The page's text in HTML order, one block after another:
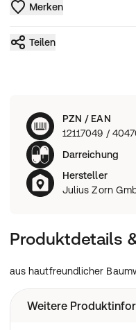
Merken
Teilen
PZN / EAN
12117049 /
Darreichung
Hersteller
Julius Zorn
Produktdetails
aus hautfreundlicher
Weitere